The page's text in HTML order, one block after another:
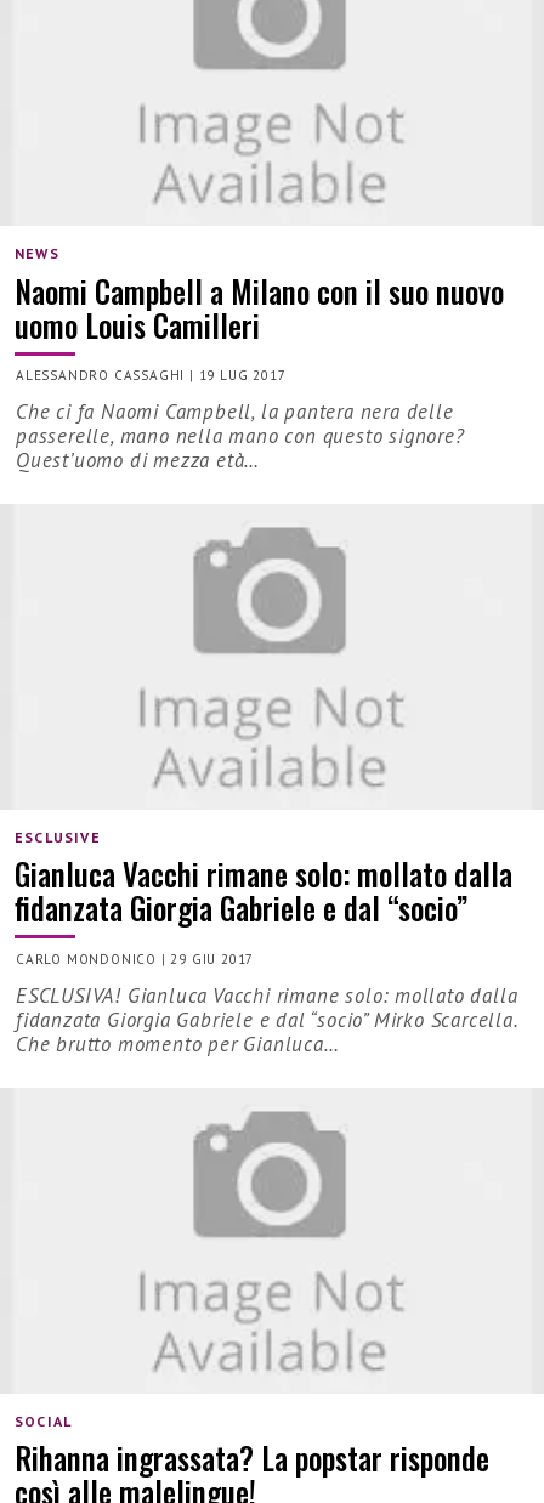
NEWS
Naomi Campbell a Milano con il suo nuovo
uomo Louis Camilleri
ALESSANDRO CASSAGHI | 19 LUG 2017
Che ci fa Naomi Campbell, la pantera nera delle
passerelle, mano nella mano con questo signore?
Quest’uomo di mezza età…
ESCLUSIVE
Gianluca Vacchi rimane solo: mollato dalla
fidanzata Giorgia Gabriele e dal “socio”
CARLO MONDONICO |29 GIU 2017
ESCLUSIVA! Gianluca Vacchi rimane solo: mollato dalla
fidanzata Giorgia Gabriele e dal “socio” Mirko Scarcella.
Che brutto momento per Gianluca…
SOCIAL
Rihanna ingrassata? La popstar risponde
così alle malelingue!